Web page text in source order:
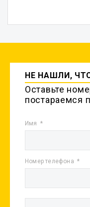
НЕ НАШЛИ,
Оставьте
постараемся
Имя
Номер телефона